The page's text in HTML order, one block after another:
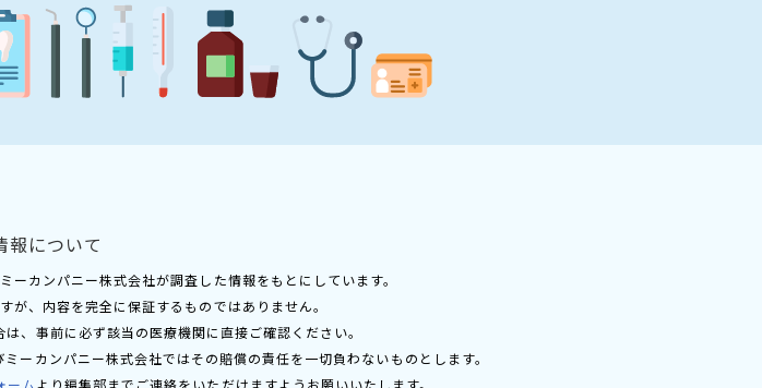
報について
カンパニー株式会社が調査した情報をもとにしています。
が、内容を完全に保証するものではありません。
、事前に必ず該当の医療機関に直接ご確認ください。
ーカンパニー株式会社ではその賠償の責任を一切負わないものとします。
ームより編集部までご連絡をいただけますようお願いいたします。